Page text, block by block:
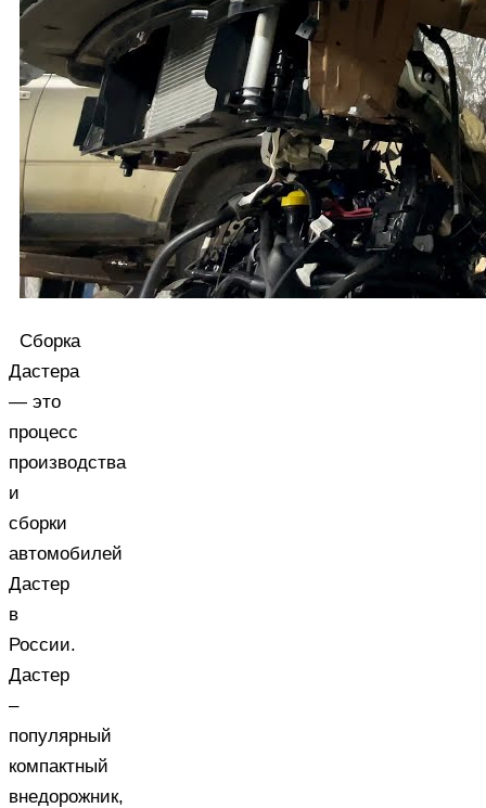
Сборка
Дастера
— это
процесс
производства
и
сборки
автомобилей
Дастер
в
России.
Дастер
–
популярный
компактный
внедорожник,